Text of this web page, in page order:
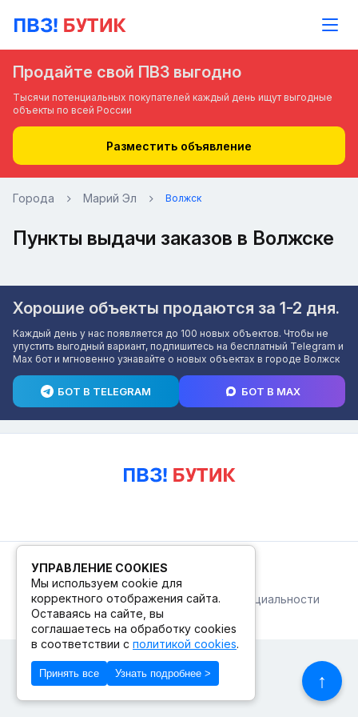
Продайте свой ПВЗ выгодно
Тысячи потенциальных покупателей каждый день ищут выгодные
объекты по всей России
Разместить объявление
Города Марий Эл Волжск
Пункты выдачи заказов в Волжске
Хорошие объекты продаются за 1-2 дня.
Каждый день у нас появляется до 100 новых объектов. Чтобы не
упустить выгодный вариант, подпишитесь на бесплатный Telegram и
Max бот и мгновенно узнавайте о новых объектах в городе Волжск
БОТ В TELEGRAM БОТ В MAX
↑
© 2026. ПВЗ! БУТИК.
Публичная офертаПолитика конфиденциальности
© Сделано в Фидживеб
УПРАВЛЕНИЕ COOKIES
Мы используем cookie для
корректного отображения сайта.
Оставаясь на сайте, вы
соглашаетесь на обработку cookies
в соответствии с политикой cookies.
Принять все Узнать подробнее >